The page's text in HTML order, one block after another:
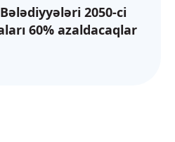
2050-ci
60% azaldacaqlar